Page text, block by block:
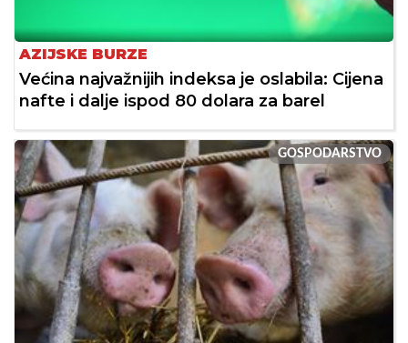
AZIJSKE BURZE
Većina najvažnijih indeksa je oslabila: Cijena
nafte i dalje ispod 80 dolara za barel
GOSPODARSTVO